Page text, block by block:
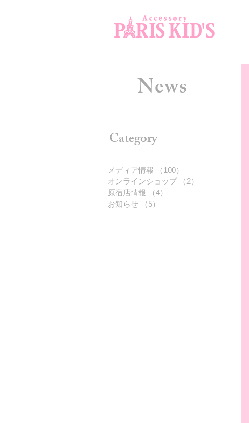
News
Category
メディア情報 （100）
オンラインショップ
（2）
原宿店情報
（4）
お知らせ
（5）